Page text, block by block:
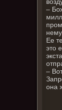
–
Ее
это
–
она